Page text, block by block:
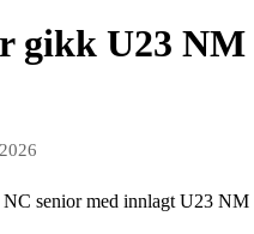
gikk U23 NM
senior med innlagt U23 NM